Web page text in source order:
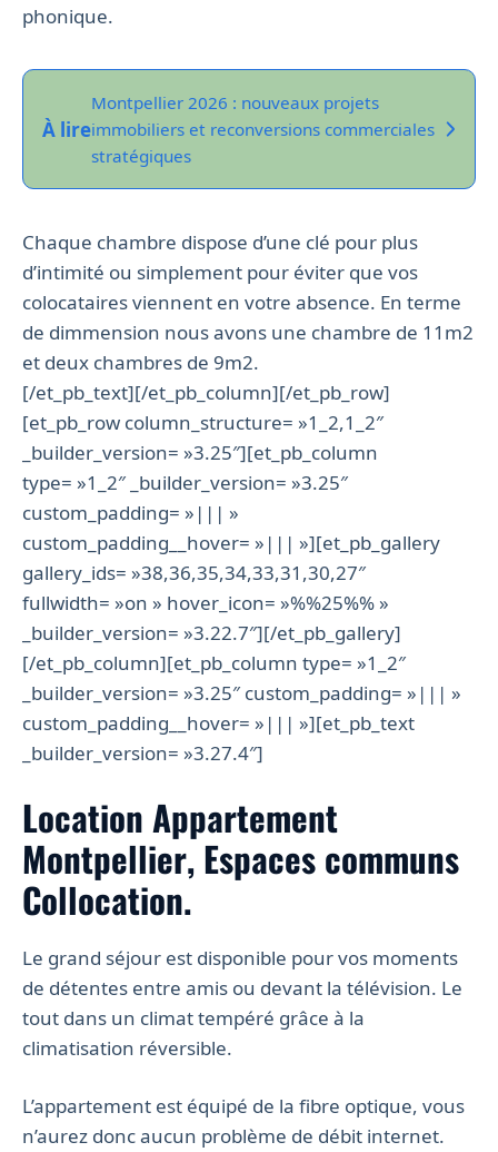
phonique.
À lire
Montpellier 2026 : nouveaux projets
immobiliers et reconversions commerciales
stratégiques
Chaque chambre dispose d’une clé pour plus
d’intimité ou simplement pour éviter que vos
colocataires viennent en votre absence. En terme
de dimmension nous avons une chambre de 11m2
et deux chambres de 9m2.
[/et_pb_text][/et_pb_column][/et_pb_row]
[et_pb_row column_structure= »1_2,1_2″
_builder_version= »3.25″][et_pb_column
type= »1_2″ _builder_version= »3.25″
custom_padding= »||| »
custom_padding__hover= »||| »][et_pb_gallery
gallery_ids= »38,36,35,34,33,31,30,27″
fullwidth= »on » hover_icon= »%%25%% »
_builder_version= »3.22.7″][/et_pb_gallery]
[/et_pb_column][et_pb_column type= »1_2″
_builder_version= »3.25″ custom_padding= »||| »
custom_padding__hover= »||| »][et_pb_text
_builder_version= »3.27.4″]
Location Appartement
Montpellier, Espaces communs
Collocation.
Le grand séjour est disponible pour vos moments
de détentes entre amis ou devant la télévision. Le
tout dans un climat tempéré grâce à la
climatisation réversible.
L’appartement est équipé de la fibre optique, vous
n’aurez donc aucun problème de débit internet.